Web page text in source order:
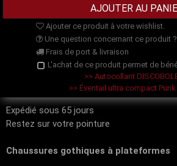
Ajouter ce produit à votre wishlist.
Une question concernant ce produit ?
Frais de port & livraison
L'achat de ce produit permet de
>> Autocollant
>> Éventail ultra compact Punk
Expédié sous 65 jours
Restez sur votre pointure
Chaussures gothiques à plateformes